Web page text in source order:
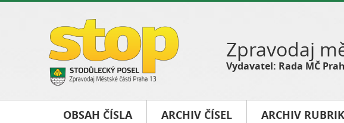
Zpravodaj
Vydavatel: Rada MČ
OBSAH ČÍSLA ARCHIV ČÍSEL ARCHIV RUBRIK